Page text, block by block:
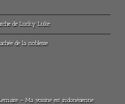
de Lucky Luke
de la noblesse
– Ma voisine est indonésienne